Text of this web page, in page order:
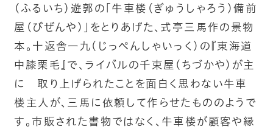
(ふるいち)遊郭の「牛車楼(ぎゅうしゃろう)備前
屋(びぜんや)」をとりあげた、式亭三馬作の景物
本。十返舎一九(じっぺんしゃいっく)の『東海道
中膝栗毛』で、ライバルの千束屋(ちづかや)が主
に 取り上げられたことを面白く思わない牛車
楼主人が、三馬に依頼して作らせたもののようで
す。市販された書物ではなく、牛車楼が顧客や縁